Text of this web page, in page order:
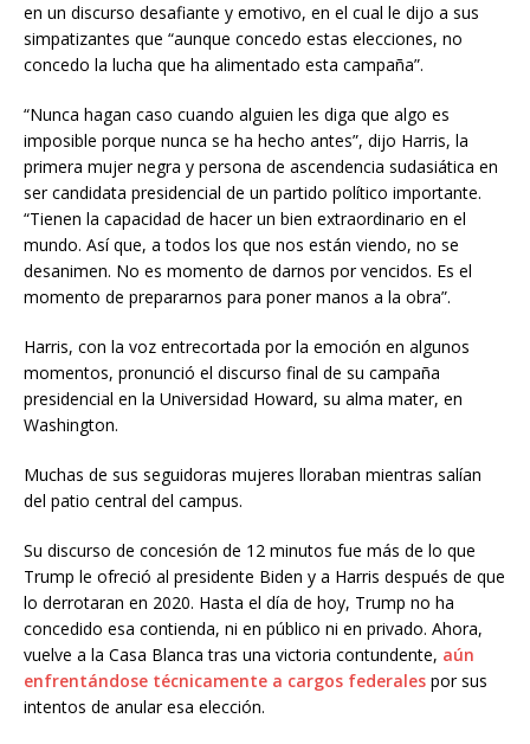
en un discurso desafiante y emotivo, en el cual le dijo a sus
simpatizantes que “aunque concedo estas elecciones, no
concedo la lucha que ha alimentado esta campaña”.
“Nunca hagan caso cuando alguien les diga que algo es
imposible porque nunca se ha hecho antes”, dijo Harris, la
primera mujer negra y persona de ascendencia sudasiática en
ser candidata presidencial de un partido político importante.
“Tienen la capacidad de hacer un bien extraordinario en el
mundo. Así que, a todos los que nos están viendo, no se
desanimen. No es momento de darnos por vencidos. Es el
momento de prepararnos para poner manos a la obra”.
Harris, con la voz entrecortada por la emoción en algunos
momentos, pronunció el discurso final de su campaña
presidencial en la Universidad Howard, su alma mater, en
Washington.
Muchas de sus seguidoras mujeres lloraban mientras salían
del patio central del campus.
Su discurso de concesión de 12 minutos fue más de lo que
Trump le ofreció al presidente Biden y a Harris después de que
lo derrotaran en 2020. Hasta el día de hoy, Trump no ha
concedido esa contienda, ni en público ni en privado. Ahora,
vuelve a la Casa Blanca tras una victoria contundente, aún
enfrentándose técnicamente a cargos federales por sus
intentos de anular esa elección.